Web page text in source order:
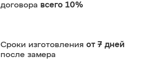
договора всего 10%
Сроки изготовления от 7 дней
после замера